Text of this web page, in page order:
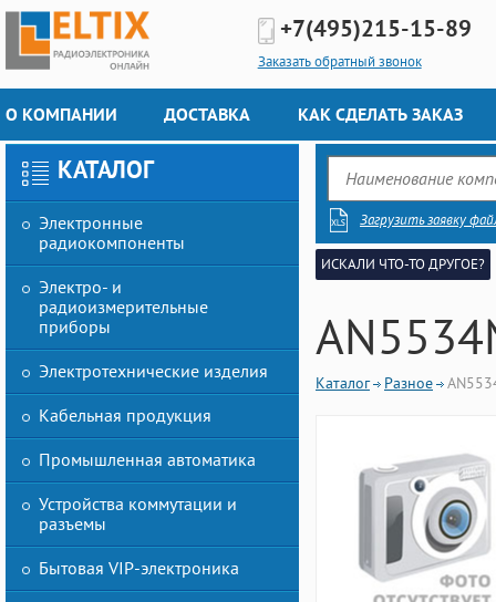
+7(495)215-15-89
Заказать обратный звонок
О КОМПАНИИ ДОСТАВКА КАК СДЕЛАТЬ ЗАКАЗ
КАТАЛОГ
Электронные
радиокомпоненты
Электро- и
радиоизмерительные
приборы
Электротехнические изделия
Кабельная продукция
Промышленная автоматика
Устройства коммутации и
разъемы
Бытовая VIP-электроника
Загрузить заявку
ИСКАЛИ ЧТО-ТО ДРУГОЕ?
Каталог Разное